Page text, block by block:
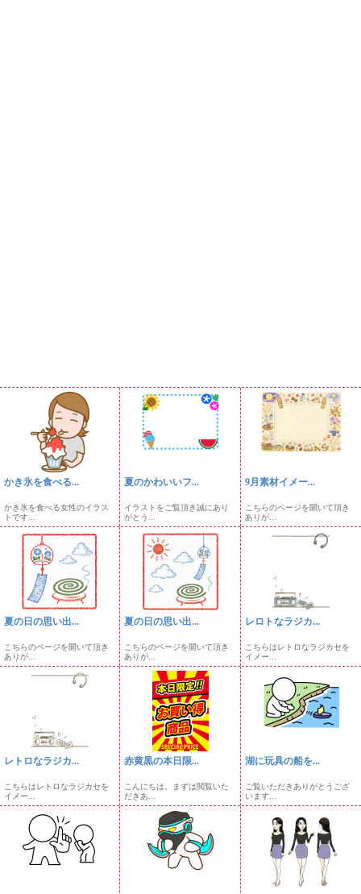
かき氷を食べる...
かき氷を食べる女性のイラス
トです...
夏のかわいいフ...
イラストをご覧頂き誠にあり
がとう...
9月素材イメー...
こちらのページを開いて頂き
ありが...
夏の日の思い出...
こちらのページを開いて頂き
ありが...
夏の日の思い出...
こちらのページを開いて頂き
ありが...
レロトなラジカ...
こちらはレトロなラジカセを
イメー...
レトロなラジカ...
こちらはレトロなラジカセを
イメー...
赤黄黒の本日限...
こんにちは。まずは閲覧いた
だきあ...
湖に玩具の船を...
ご覧いただきありがとうござ
います...